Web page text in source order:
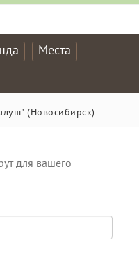
Места
(Новосибирск)
для вашего